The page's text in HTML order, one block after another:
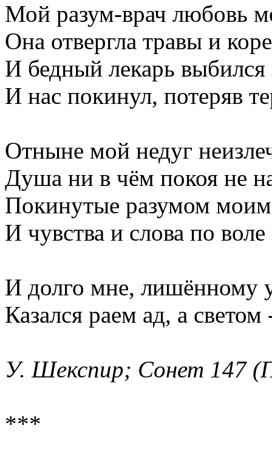
Мой разум-врач любовь
Она отвергла травы и
И бедный лекарь выбился
И нас покинул, потеряв
Отныне мой недуг
Душа ни в чём покоя не
Покинутые разумом
И чувства и слова по воле
И долго мне, лишённому
Казался раем ад, а
У. Шекспир; Сонет 147
***